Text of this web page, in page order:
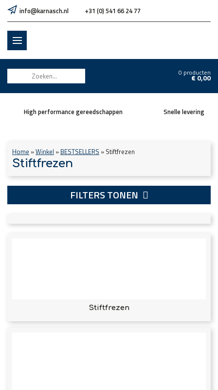
info@karnasch.nl +31 (0) 541 66 24 77
0 producten
€0,00
High performance gereedschappen Snelle levering
Home »Winkel » BESTSELLERS » Stiftfrezen
Stiftfrezen
FILTERS TONEN
Stiftfrezen